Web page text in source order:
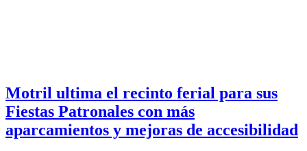
Motril ultima el recinto ferial para sus
Fiestas Patronales con más
aparcamientos y mejoras de accesibilidad